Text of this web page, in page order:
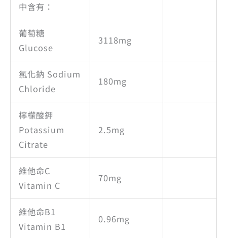
中含有：
葡萄糖
Glucose
3118mg
氯化鈉 Sodium
Chloride
180mg
檸檬酸鉀
Potassium
Citrate
2.5mg
維他命C
Vitamin C
70mg
維他命B1
Vitamin B1
0.96mg